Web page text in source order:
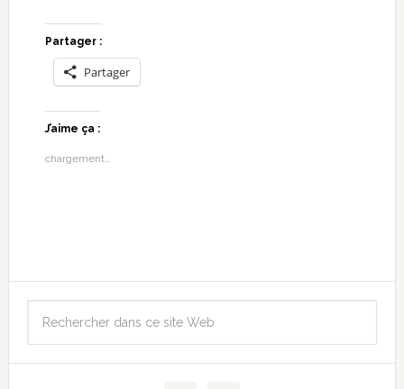
Partager :
Partager
J’aime ça :
chargement…